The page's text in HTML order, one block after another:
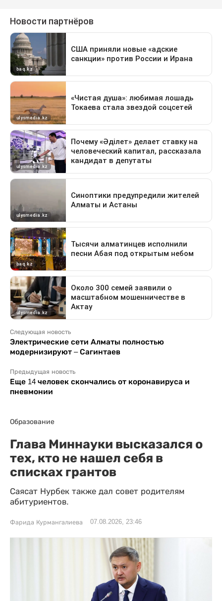
Следующая новость
Электрические сети Алматы полностью
модернизируют – Сагинтаев
Предыдущая новость
Еще 14 человек скончались от коронавируса и
пневмонии
Образование
Глава Миннауки высказался о
тех, кто не нашел себя в
списках грантов
Саясат Нурбек также дал совет родителям
абитуриентов.
Фарида Курмангалиева 07.08.2026, 23:46